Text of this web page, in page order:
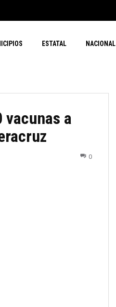
ESTATAL NACIONAL
a
0